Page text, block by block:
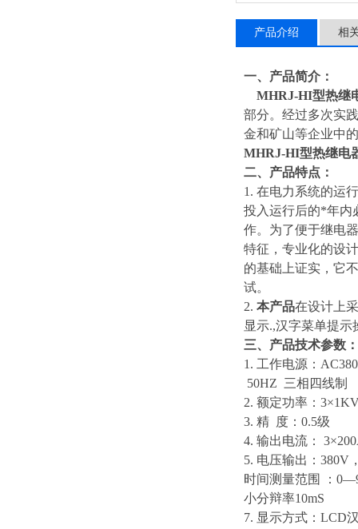
产品介绍 相
一、产品简介：
MHRJ-HI型热继
部分。经过多次实
金和矿山等企业中
MHRJ-HI型热继电
二、产品特点：
1. 在电力系统的运
投入运行后的*年内
作。为了便于继电
特征，专业化的设
的基础上证实，它
试。
2. 本产品在设计上
显示.,汉字菜单提
三、产品技术参数：
1. 工作电源：
50HZ 三相四线制
2. 额定功率：
3. 精 度：0.5级
4. 输出电流：
5. 电压输出：380V
时间测量范围 ：
小分辩率10mS
7. 显示方式：LCD